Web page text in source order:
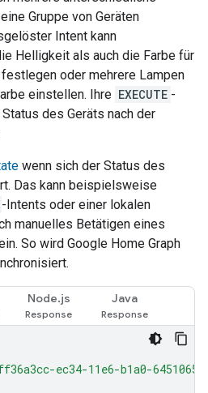
Gruppe von Geräten
Intent kann
Helligkeit als auch die Farbe für
oder mehrere Lampen
einstellen. Ihre EXECUTE -
des Geräts nach der
wenn sich der Status des
Das kann beispielsweise
-Intents oder einer lokalen
manuelles Betätigen eines
So wird Google Home Graph
Node.js Java
ec34-11e6-b1a0-